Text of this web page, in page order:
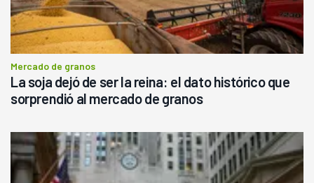
Mercado de granos
La soja dejó de ser la reina: el dato histórico que
sorprendió al mercado de granos